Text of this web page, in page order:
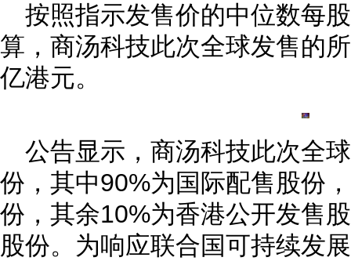
按照指示发售价的中位数每
算，商汤科技此次全球发售的
亿港元。
公告显示，商汤科技此次全
份，其中90%为国际配售股份
份，其余10%为香港公开发售
股份。为响应联合国可持续发